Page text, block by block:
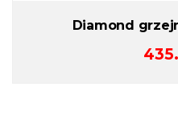
Diamond